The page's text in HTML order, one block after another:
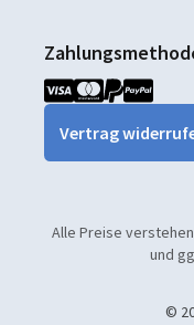
Vertrag
©
Alle Preise
und